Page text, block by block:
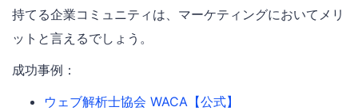
持てる企業コミュニティは、マーケティングにおいてメリ
ットと言えるでしょう。
成功事例：
ウェブ解析士協会 WACA【公式】